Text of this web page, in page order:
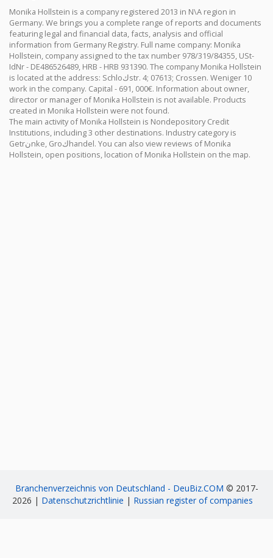
Monika Hollstein is a company registered 2013 in N\A region in
Germany. We brings you a complete range of reports and documents
featuring legal and financial data, facts, analysis and official
information from Germany Registry. Full name company: Monika
Hollstein, company assigned to the tax number 978/319/84355, USt-
IdNr - DE486526489, HRB - HRB 931390. The company Monika Hollstein
is located at the address: Schloكstr. 4; 07613; Crossen. Weniger 10
work in the company. Capital - 691, 000€. Information about owner,
director or manager of Monika Hollstein is not available. Products
created in Monika Hollstein were not found.
The main activity of Monika Hollstein is Nondepository Credit
Institutions, including 3 other destinations. Industry category is
Getrنnke, Groكhandel. You can also view reviews of Monika
Hollstein, open positions, location of Monika Hollstein on the map.
Branchenverzeichnis von Deutschland - DeuBiz.COM © 2017-
2026 | Datenschutzrichtlinie | Russian register of companies